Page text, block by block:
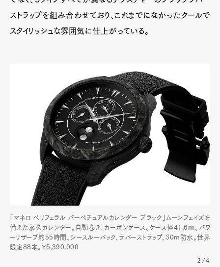
ストラップを組み合わせており、これまでになかったクールで
スタイリッシュな雰囲気に仕上がっている。
「マネロ ペリフェラル パーペチュアルカレンダー ブラック」ムーンフェイズを
備えた永久カレンダー。自動巻き、カーボンケース、ケース径41.6㎜、パワ
ーリザーブ約55時間、シースルーバック、ラバーストラップ、30m防水。世界
限定88本。¥5,390,000
2/4